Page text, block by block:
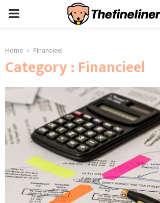
PRIMARY
Home Financieel
Category : Financieel